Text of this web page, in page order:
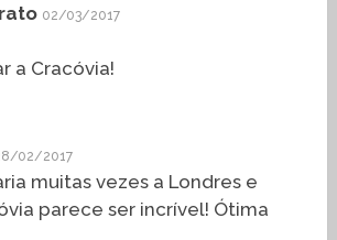
02/03/2017
a Cracóvia!
02/2017
muitas vezes a Londres e
parece ser incrível! Ótima